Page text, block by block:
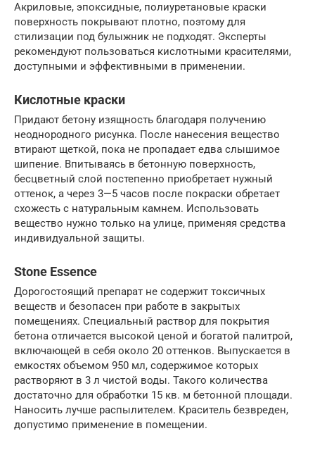
Акриловые, эпоксидные, полиуретановые краски
поверхность покрывают плотно, поэтому для
стилизации под булыжник не подходят. Эксперты
рекомендуют пользоваться кислотными красителями,
доступными и эффективными в применении.
Кислотные краски
Придают бетону изящность благодаря получению
неоднородного рисунка. После нанесения вещество
втирают щеткой, пока не пропадает едва слышимое
шипение. Впитываясь в бетонную поверхность,
бесцветный слой постепенно приобретает нужный
оттенок, а через 3—5 часов после покраски обретает
схожесть с натуральным камнем. Использовать
вещество нужно только на улице, применяя средства
индивидуальной защиты.
Stone Essence
Дорогостоящий препарат не содержит токсичных
веществ и безопасен при работе в закрытых
помещениях. Специальный раствор для покрытия
бетона отличается высокой ценой и богатой палитрой,
включающей в себя около 20 оттенков. Выпускается в
емкостях объемом 950 мл, содержимое которых
растворяют в 3 л чистой воды. Такого количества
достаточно для обработки 15 кв. м бетонной площади.
Наносить лучше распылителем. Краситель безвреден,
допустимо применение в помещении.